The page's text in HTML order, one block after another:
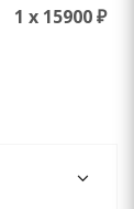
1 x 15900 ₽